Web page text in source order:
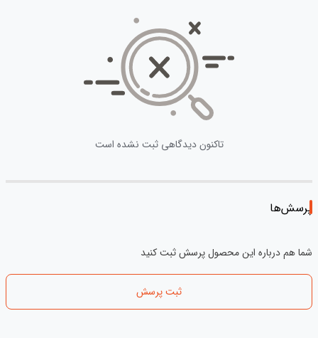
تاکنون دیدگاهی ثبت نشده است
پرسش‌ها
شما هم درباره این محصول پرسش ثبت کنید
ثبت پرسش